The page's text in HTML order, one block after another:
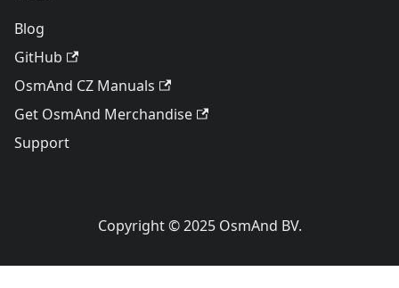
Blog
GitHub
OsmAnd CZ Manuals
Get OsmAnd Merchandise
Support
Copyright © 2025 OsmAnd BV.